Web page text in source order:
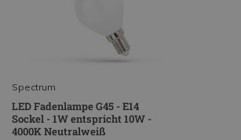
Spectrum
LED Fadenlampe G45 - E14
Sockel - 1W entspricht 10W -
4000K Neutralweiß